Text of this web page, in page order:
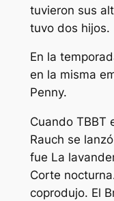
tuvieron sus
tuvo dos hijos.
En la
en la misma
Penny.
Cuando TBBT
Rauch se
fue La
Corte nocturna
coprodujo. El